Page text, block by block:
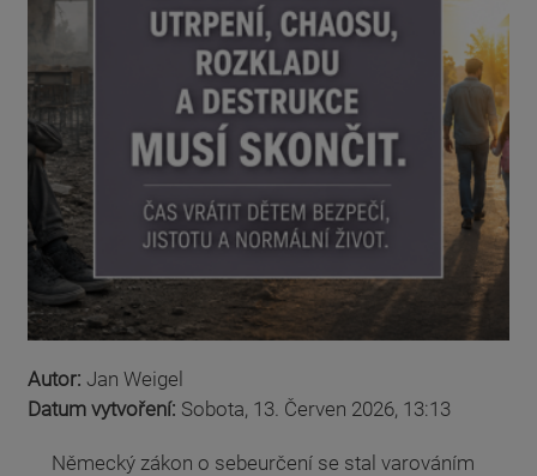
Autor: Jan Weigel
Datum vytvoření: Sobota, 13. Červen 2026, 13:13
Německý zákon o sebeurčení se stal varováním